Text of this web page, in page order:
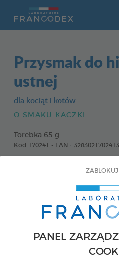
PANEL
Przysmak do
ustnej
dla kociąt i kotów
O SMAKU KACZKI
Torebka 65 g
Kod 170241 - EAN : 3283021702413